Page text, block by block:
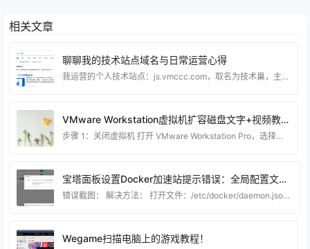
相关文章
聊聊我的技术站点域名与日常运营心得
我运营的个人技术站点：js.vmccc.com，取名为技术巢，主要分享虚拟机搭建、电脑系统优化、实用工具教程、建站相关经验等内容。 建站至今也有不短的时间了，一路摸索下来，踩过不少坑，也积累了不少实操经验。 选择js.vmccc.com这个域名，也是结合了站点定位综合考虑的。整体字符简洁，辨识度高，不管是日常访问，还是和同好交流分享，都很方便记忆。对于个人技术博客来说，一个易记的域名，不仅方便访客回访，长期运营下来，也能逐步沉淀站点品牌。 熟悉我的朋友都知道，本站主打纯实操类技术干货。内容全部基于日常折腾电脑、服务
VMware Workstation虚拟机扩容磁盘文字+视频教程
步骤 1：关闭虚拟机 打开 VMware Workstation Pro，选择你要扩展磁盘的虚拟机。 确保虚拟机已关闭。如果虚拟机正在运行，请选择“关机”或“关闭电源”。 步骤 2：调整虚拟磁盘大小 右键点击虚拟机名称，选择“设置”（Settings）。 在“硬件”选项卡中，选择“硬盘”（Hard Disk）设备。 点击“扩展”（Expand）按钮，输入新的磁盘大小（注意单位是 GB）。 确认更改，然后点击“完成”或“确定”保存设置。 步骤 3：进入虚拟机操作系统并调整分区 扩展磁盘后，你需要进入虚拟机操作系统中调
宝塔面板设置Docker加速站提示错误：全局配置文件有误，请检查Expecting value:line 1 column 1(char 0)解决方法
错误截图： 解决方法： 打开文件：/etc/docker/daemon.json 填入代码： { "registry-mirrors":
Wegame扫描电脑上的游戏教程！